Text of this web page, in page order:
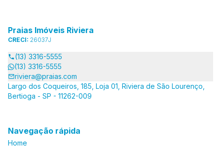
Praias Imóveis Riviera
CRECI: 26037J
(13) 3316-5555
(13) 3316-5555
riviera@praias.com
Largo dos Coqueiros, 185, Loja 01, Riviera de São Lourenço,
Bertioga - SP - 11262-009
Navegação rápida
Home